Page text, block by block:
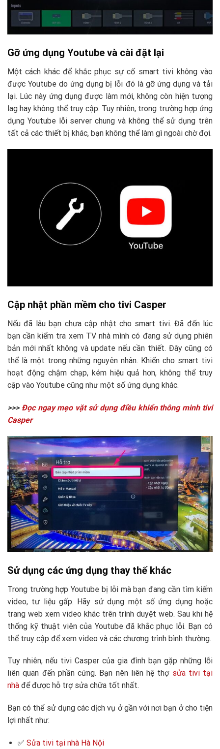
Gỡ ứng dụng Youtube và cài đặt lại
Một cách khác để khắc phục sự cố smart tivi không vào
được Youtube do ứng dụng bị lỗi đó là gỡ ứng dụng và tải
lại. Lúc này ứng dụng được làm mới, không còn hiện tượng
lag hay không thể truy cập. Tuy nhiên, trong trường hợp ứng
dụng Youtube lỗi server chung và không thể sử dụng trên
tất cả các thiết bị khác, bạn không thể làm gì ngoài chờ đợi.
Cập nhật phần mềm cho tivi Casper
Nếu đã lâu bạn chưa cập nhật cho smart tivi. Đã đến lúc
bạn cần kiểm tra xem TV nhà mình có đang sử dụng phiên
bản mới nhất không và update nếu cần thiết. Đây cũng có
thể là một trong những nguyên nhân. Khiến cho smart tivi
hoạt động chậm chạp, kém hiệu quả hơn, không thể truy
cập vào Youtube cũng như một số ứng dụng khác.
>>> Đọc ngay mẹo vặt sử dụng điều khiển thông minh tivi
Casper
Sử dụng các ứng dụng thay thế khác
Trong trường hợp Youtube bị lỗi mà bạn đang cần tìm kiếm
video, tư liệu gấp. Hãy sử dụng một số ứng dụng hoặc
trang web xem video khác trên trình duyệt web. Sau khi hệ
thống kỹ thuật viên của Youtube đã khắc phục lỗi. Bạn có
thể truy cập để xem video và các chương trình bình thường.
Tuy nhiên, nếu tivi Casper của gia đình bạn gặp những lỗi
liên quan đến phần cứng. Bạn nên liên hệ thợ sửa tivi tại
nhà để được hỗ trợ sửa chữa tốt nhất.
Bạn có thể sử dụng các dịch vụ ở gần với nơi bạn ở cho tiện
lợi nhất như:
✅ Sửa tivi tại nhà Hà Nội